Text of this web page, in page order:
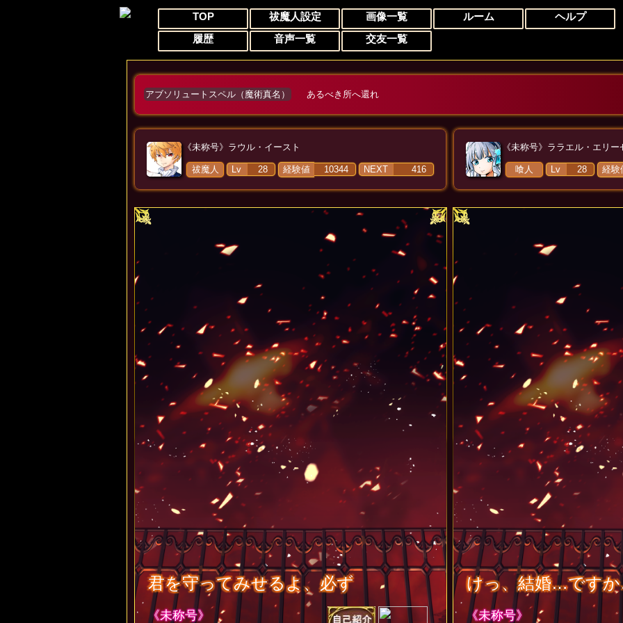
TOP 祓魔人設定 画像一覧 ルーム
ヘルプ
履歴
音声一覧 交友一覧
アブソリュートスペル（魔術真名）
《未称号》 ラウル・イースト
祓魔人 Lv 28 経験値 10344 NEXT 416
《未称号》 ララエル・エリー
喰人 Lv 28 経験
君を守ってみせるよ、必ず
《未称号》
けっ、結婚…です
《未称号》